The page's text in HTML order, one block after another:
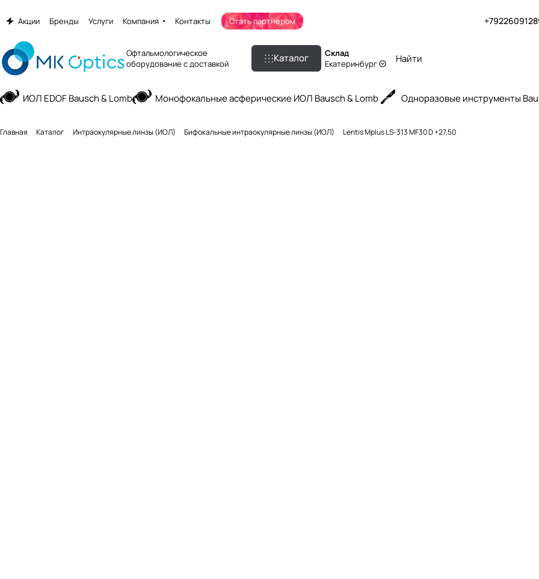
Акции Бренды Услуги Компания Контакты Стать партнером
Офтальмологическое
оборудование с доставкой
Каталог
Склад
Екатеринбург
ИОЛ EDOF Bausch & Lomb Монофокальные асферические ИОЛ Bausch & Lomb Одноразовые инструменты
Главная Каталог Интраокулярные линзы (ИОЛ) Бифокальные интраокулярные линзы (ИОЛ) Lentis Mplus LS-313 MF30 D +27,50